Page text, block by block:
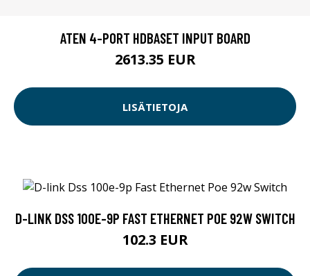
ATEN 4-PORT HDBASET INPUT BOARD
2613.35 EUR
LISÄTIETOJA
D-LINK DSS 100E-9P FAST ETHERNET POE 92W SWITCH
102.3 EUR